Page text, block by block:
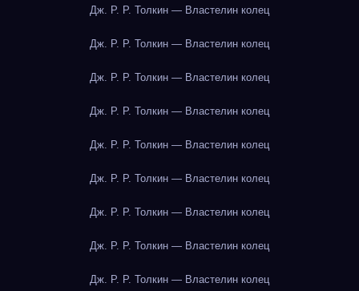
Дж. Р. Р. Толкин — Властелин колец
Дж. Р. Р. Толкин — Властелин колец
Дж. Р. Р. Толкин — Властелин колец
Дж. Р. Р. Толкин — Властелин колец
Дж. Р. Р. Толкин — Властелин колец
Дж. Р. Р. Толкин — Властелин колец
Дж. Р. Р. Толкин — Властелин колец
Дж. Р. Р. Толкин — Властелин колец
Дж. Р. Р. Толкин — Властелин колец